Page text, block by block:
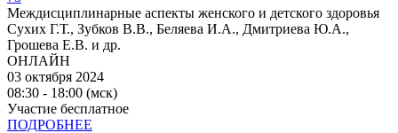
Междисциплинарные аспекты женского и детского здоровья
Сухих Г.Т., Зубков В.В., Беляева И.А., Дмитриева Ю.А.,
Грошева Е.В. и др.
ОНЛАЙН
03 октября 2024
08:30 - 18:00 (мск)
Участие бесплатное
ПОДРОБНЕЕ